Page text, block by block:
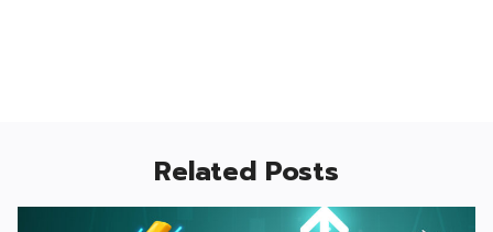
Related Posts